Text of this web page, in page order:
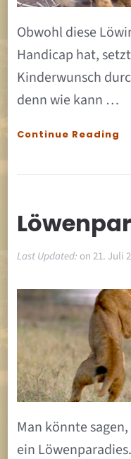
Obwohl diese
Handicap hat,
Kinderwunsch
denn wie kann …
Continue Reading
Last Updated:on21. Juli
Man könnte
ein